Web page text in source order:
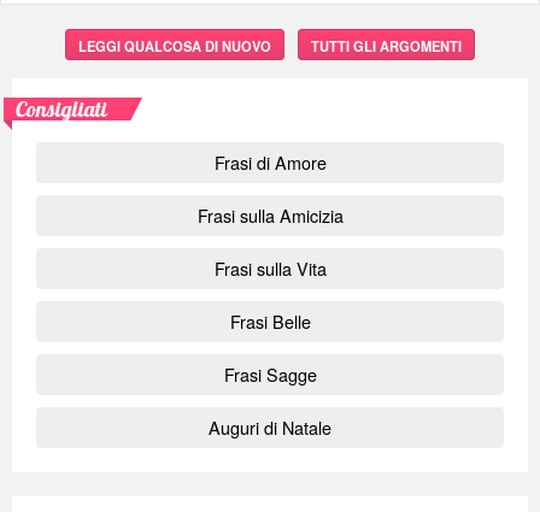
LEGGI QUALCOSA DI NUOVO TUTTI GLI ARGOMENTI
Consigliati
Frasi di Amore
Frasi sulla Amicizia
Frasi sulla Vita
Frasi Belle
Frasi Sagge
Auguri di Natale